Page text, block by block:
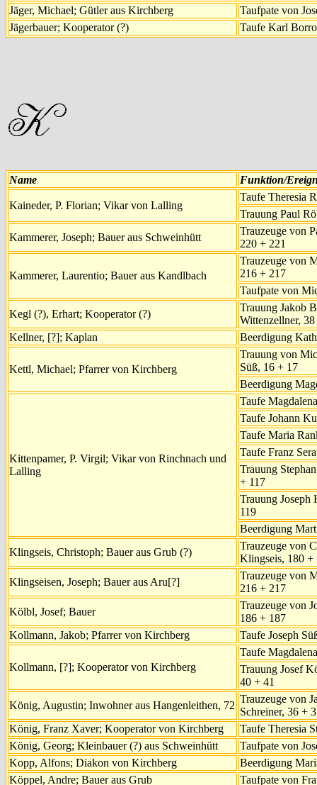
Jäger, Michael; Gütler aus Kirchberg
Taufpate von
Jägerbauer; Kooperator (?)
Taufe Karl
Name Funktion/
Kaineder, P. Florian; Vikar von Lalling
Taufe Theresia
Trauung Paul
Kammerer, Joseph; Bauer aus Schweinhütt
Trauzeuge von
220 + 221
Kammerer, Laurentio; Bauer aus Kandlbach
Trauzeuge von
216 + 217
Taufpate von
Kegl (?), Erhart; Kooperator (?)
Trauung Jakob
Wittenzellner,
Kellner, [?]; Kaplan
Beerdigung
Kettl, Michael; Pfarrer von Kirchberg
Trauung von
Süß, 16 + 17
Beerdigung
Kittenpamer, P. Virgil; Vikar von Rinchnach und
Lalling
Taufe
Taufe Johann
Taufe Maria
Taufe Franz
Trauung
+ 117
Trauung Joseph
119
Beerdigung
Klingseis, Christoph; Bauer aus Grub (?)
Trauzeuge von
Klingseis, 180 +
Klingseisen, Joseph; Bauer aus Aru[?]
Trauzeuge von
216 + 217
Kölbl, Josef; Bauer
Trauzeuge von
186 + 187
Kollmann, Jakob; Pfarrer von Kirchberg
Taufe Joseph
Kollmann, [?]; Kooperator von Kirchberg
Taufe
Trauung Josef
40 + 41
König, Augustin; Inwohner aus Hangenleithen, 72
Trauzeuge von
Schreiner, 36 +
König, Franz Xaver; Kooperator von Kirchberg
Taufe Theresia
König, Georg; Kleinbauer (?) aus Schweinhütt
Taufpate von
Kopp, Alfons; Diakon von Kirchberg
Beerdigung
Köppel, Andre; Bauer aus Grub
Taufpate von